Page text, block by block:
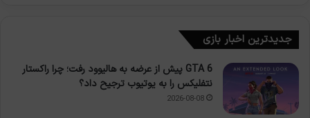
جدیدترین اخبار بازی
GTA 6 پیش از عرضه به هالیوود رفت؛ چرا راکستار
نتفلیکس را به یوتیوب ترجیح داد؟
2026-08-08